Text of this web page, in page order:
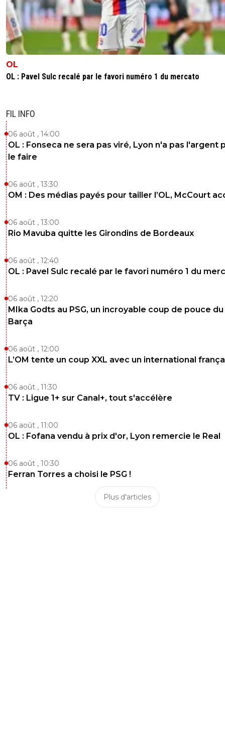
OL
OL : Pavel Sulc recalé par le favori numéro 1 du mercato
FIL INFO
06 août , 14:00
OL : Fonseca ne sera pas viré, Lyon n'a pas l'argent
le faire
06 août , 13:30
OM : Des médias payés pour tailler l’OL, McCourt
06 août , 13:00
Rio Mavuba quitte les Girondins de Bordeaux
06 août , 12:40
OL : Pavel Sulc recalé par le favori numéro 1 du
06 août , 12:20
MIka Godts au PSG, un incroyable coup de pouce du
Barça
06 août , 12:00
L’OM tente un coup XXL avec un international
06 août , 11:30
TV : Ligue 1+ sur Canal+, tout s'accélère
06 août , 11:00
OL : Fofana vendu à prix d'or, Lyon remercie le Real
06 août , 10:30
Ferran Torres a choisi le PSG !
Plus d'articles